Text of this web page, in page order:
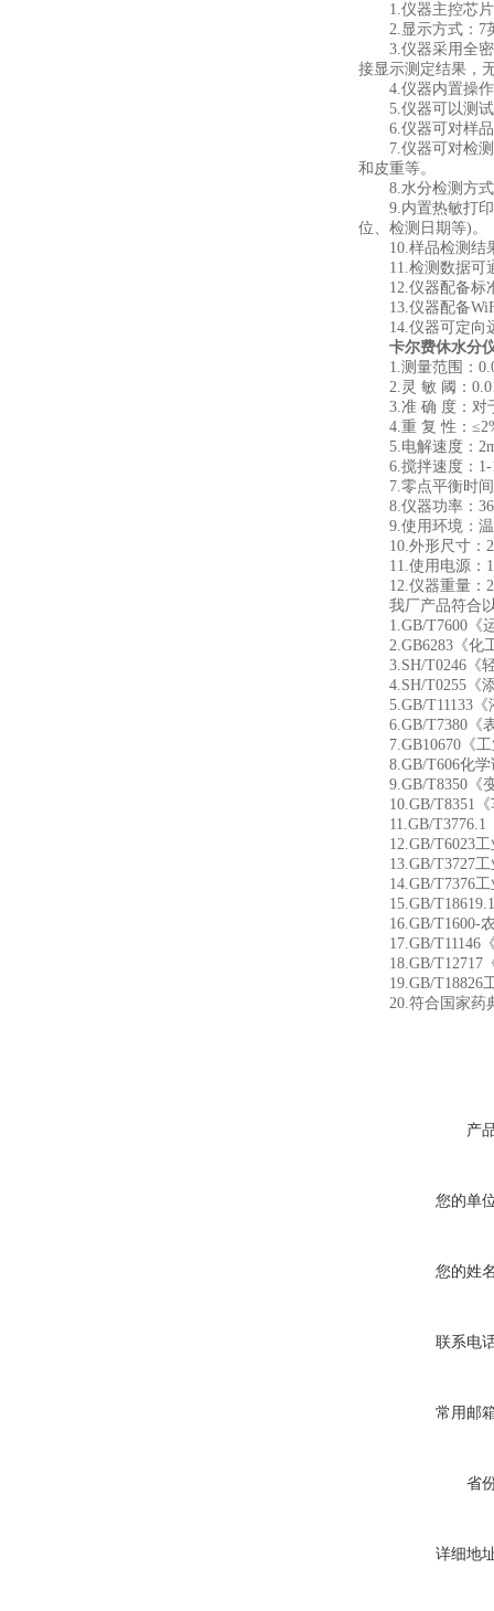
1.仪器主控芯片
2.显示方式：7英
3.仪器采用全密
接显示测定结果，
4.仪器内置操作
5.仪器可以测试
6.仪器可对样品
7.仪器可对检测
和皮重等。
8.水分检测方式
9.内置热敏打印
位、检测日期等)。
10.样品检测结
11.检测数据可通
12.仪器配备标准
13.仪器配备WiFi
14.仪器可定向远
卡尔费休水分
1.测量范围：
2.灵 敏 阈：
3.准 确 度：对于
4.重 复 性：
5.电解速度：
6.搅拌速度：1-
7.零点平衡时间
8.仪器功率：
9.使用环境：温
10.外形尺寸：
11.使用电源：
12.仪器重量：
我厂产品符合以
1.GB/T7600《运
2.GB6283《化工
3.SH/T0246《轻
4.SH/T0255《添
5.GB/T11133《
6.GB/T7380《表
7.GB10670《工
8.GB/T606化学
9.GB/T8350《
10.GB/T8351《
11.GB/T3776.1
12.GB/T6023工
13.GB/T3727工
14.GB/T7376工
15.GB/T18619.1
16.GB/T1600-农
17.GB/T11146《
18.GB/T12717《
19.GB/T18826工
20.符合国家药典
产
您的单
您的姓
联系电
常用邮
省
详细地